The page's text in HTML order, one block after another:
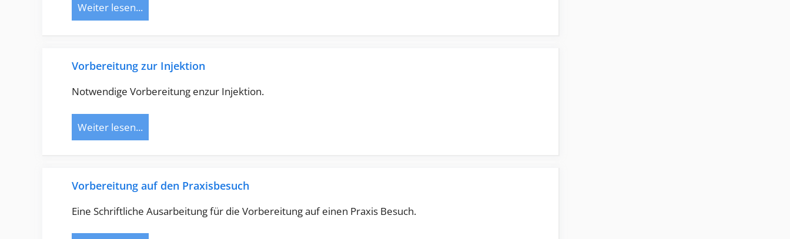
Weiter lesen...
Vorbereitung zur Injektion
Notwendige Vorbereitung enzur Injektion.
Weiter lesen...
Vorbereitung auf den Praxisbesuch
Eine Schriftliche Ausarbeitung für die Vorbereitung auf einen Praxis Besuch.